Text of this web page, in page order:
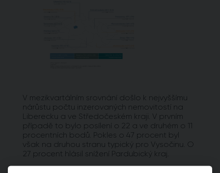
V mezikvartálním srovnání došlo k nejvyššímu
nárůstu počtu inzerovaných nemovitostí na
Liberecku a ve Středočeském kraji. V prvním
případě to bylo posílení o 22 a ve druhém o 11
procentních bodů. Pokles o 47 procent byl
však na druhou stranu typický pro Vysočinu. O
27 procent hlásil snížení Pardubický kraj.